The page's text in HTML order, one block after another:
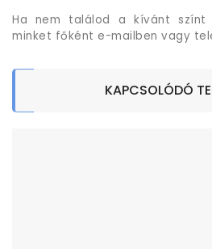
Ha nem találod a kívánt színt
minket főként e-mailben vagy
KAPCSOLÓDÓ